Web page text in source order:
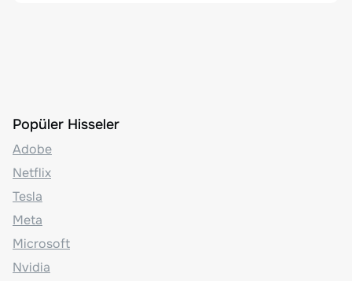
Popüler Hisseler
Adobe
Netflix
Tesla
Meta
Microsoft
Nvidia